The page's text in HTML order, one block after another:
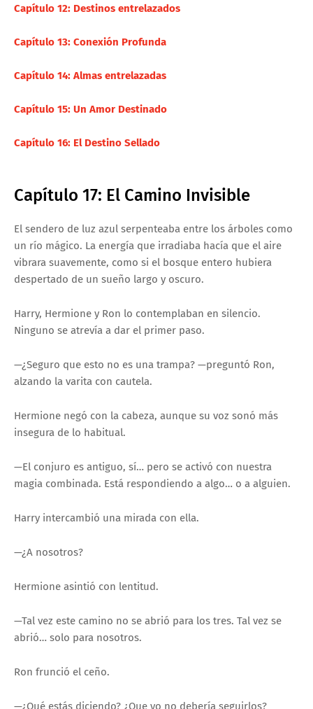
Capítulo 12: Destinos entrelazados
Capítulo 13: Conexión Profunda
Capítulo 14: Almas entrelazadas
Capítulo 15: Un Amor Destinado
Capítulo 16: El Destino Sellado
Capítulo 17: El Camino Invisible
El sendero de luz azul serpenteaba entre los árboles como
un río mágico. La energía que irradiaba hacía que el aire
vibrara suavemente, como si el bosque entero hubiera
despertado de un sueño largo y oscuro.
Harry, Hermione y Ron lo contemplaban en silencio.
Ninguno se atrevía a dar el primer paso.
—¿Seguro que esto no es una trampa? —preguntó Ron,
alzando la varita con cautela.
Hermione negó con la cabeza, aunque su voz sonó más
insegura de lo habitual.
—El conjuro es antiguo, sí… pero se activó con nuestra
magia combinada. Está respondiendo a algo… o a alguien.
Harry intercambió una mirada con ella.
—¿A nosotros?
Hermione asintió con lentitud.
—Tal vez este camino no se abrió para los tres. Tal vez se
abrió… solo para nosotros.
Ron frunció el ceño.
—¿Qué estás diciendo? ¿Que yo no debería seguirlos?